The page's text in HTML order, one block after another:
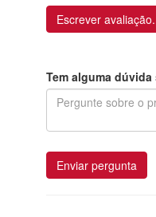
Escrever
Tem alguma
Enviar pergunta